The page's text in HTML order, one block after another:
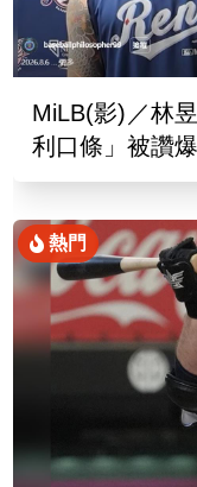
MiLB(影)／林
利口條」被讚
熱門